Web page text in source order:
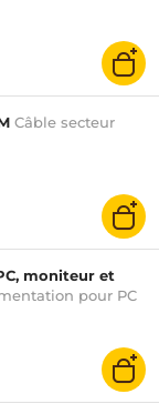
Câble secteur
moniteur et
pour PC